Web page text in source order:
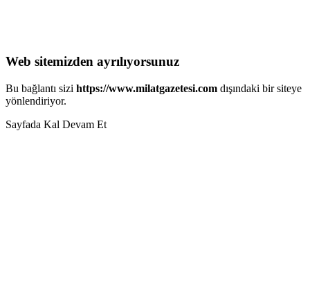
Web sitemizden ayrılıyorsunuz
Bu bağlantı sizi https://www.milatgazetesi.com dışındaki bir siteye
yönlendiriyor.
Sayfada Kal Devam Et